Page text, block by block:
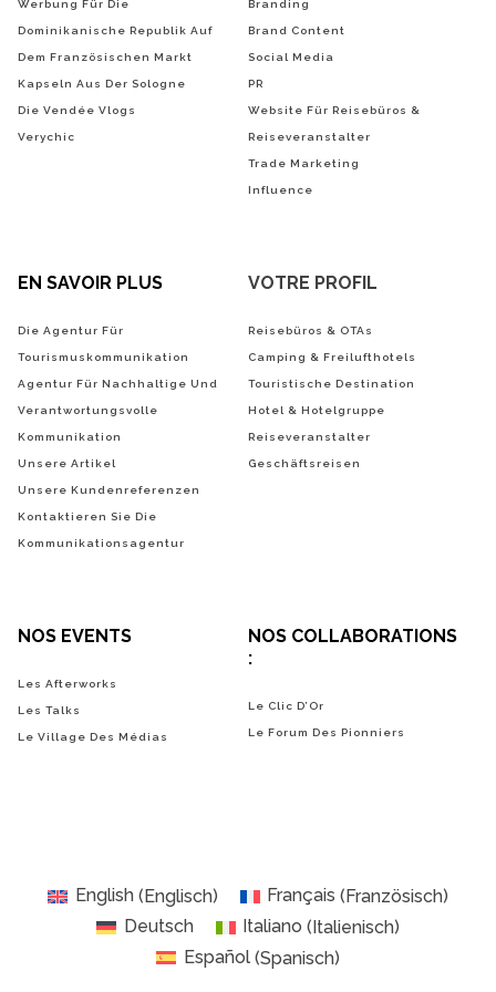
Werbung Für Die
Dominikanische Republik Auf
Dem Französischen Markt
Kapseln Aus Der Sologne
Die Vendée Vlogs
Verychic
Branding
Brand Content
Social Media
PR
Website Für Reisebüros &
Reiseveranstalter
Trade Marketing
Influence
EN SAVOIR PLUS
Die Agentur Für
Tourismuskommunikation
Agentur Für Nachhaltige Und
Verantwortungsvolle
Kommunikation
Unsere Artikel
Unsere Kundenreferenzen
Kontaktieren Sie Die
Kommunikationsagentur
VOTRE PROFIL
Reisebüros & OTAs
Camping & Freilufthotels
Touristische Destination
Hotel & Hotelgruppe
Reiseveranstalter
Geschäftsreisen
NOS EVENTS
Les Afterworks
Les Talks
Le Village Des Médias
NOS COLLABORATIONS
:
Le Clic D’Or
Le Forum Des Pionniers
English(Englisch) Français (Französisch)
Deutsch
Italiano (Italienisch)
Español(Spanisch)